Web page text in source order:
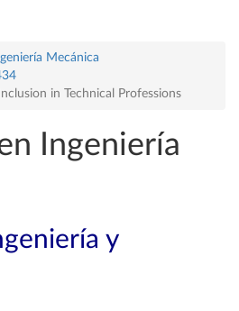
Mecánica
in Technical Professions
Ingeniería
y